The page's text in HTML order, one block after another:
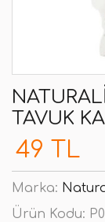
TAVUK
49 TL
Marka:
Ürün Kodu: